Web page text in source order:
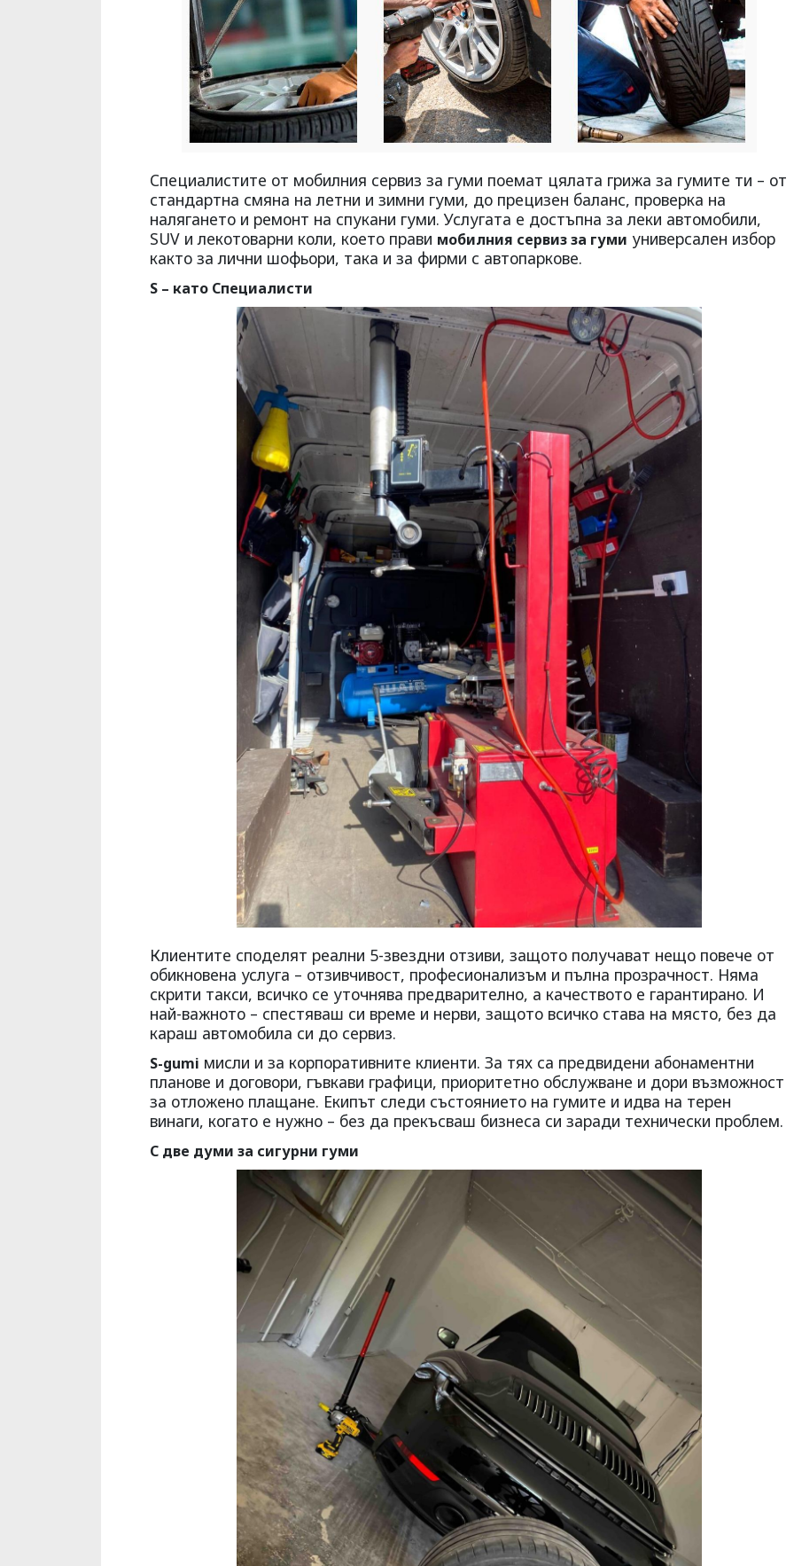
Специалистите от мобилния сервиз за гуми поемат цялата грижа за гумите ти – от
стандартна смяна на летни и зимни гуми, до прецизен баланс, проверка на
налягането и ремонт на спукани гуми. Услугата е достъпна за леки автомобили,
SUV и лекотоварни коли, което прави мобилния сервиз за гуми универсален избор
както за лични шофьори, така и за фирми с автопаркове.
S – като Специалисти
Клиентите споделят реални 5-звездни отзиви, защото получават нещо повече от
обикновена услуга – отзивчивост, професионализъм и пълна прозрачност. Няма
скрити такси, всичко се уточнява предварително, а качеството е гарантирано. И
най-важното – спестяваш си време и нерви, защото всичко става на място, без да
караш автомобила си до сервиз.
S-gumi мисли и за корпоративните клиенти. За тях са предвидени абонаментни
планове и договори, гъвкави графици, приоритетно обслужване и дори възможност
за отложено плащане. Екипът следи състоянието на гумите и идва на терен
винаги, когато е нужно – без да прекъсваш бизнеса си заради технически проблем.
С две думи за сигурни гуми